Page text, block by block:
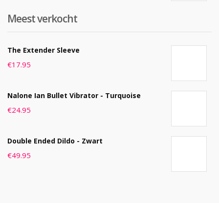
Meest verkocht
The Extender Sleeve
€17.95
Nalone Ian Bullet Vibrator - Turquoise
€24.95
Double Ended Dildo - Zwart
€49.95